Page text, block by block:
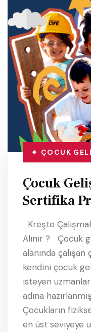
ÇOCUK
Çocuk
Sertifika
Kreşte
Alınır ? Çocuk
alanında çalışan
kendini çocuk
isteyen
adına
Çocukların
en üst seviyeye